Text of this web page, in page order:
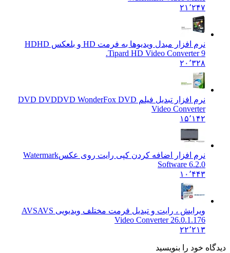
۲۱٬۲۴۷
نرم افزار مبدل ویدیوها به فرمت HD و بلعکس HD
HD
Tipard HD Video Converter 9.
۲۰٬۳۲۸
نرم افزار تبدیل فیلم DVD DVDDVD WonderFox DVD
Video Converter
۱۵٬۱۴۲
نرم افزار اضافه کردن کپی رایت روی عکسWatermark
Software 6.2.0
۱۰٬۴۴۳
ویرایش ، رایت و تبدیل فرمت مختلف ویدیویی AVSAVS
Video Converter 26.0.1.176
۲۲٬۲۱۳
خود را بنویسید